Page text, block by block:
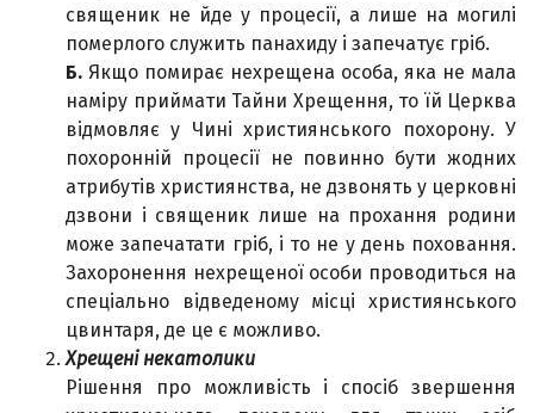
священик не йде у процесії, а лише на могилі
померлого служить панахиду і запечатує гріб.
Б. Якщо помирає нехрещена особа, яка не мала
наміру приймати Тайни Хрещення, то їй Церква
відмовляє у Чині християнського похорону. У
похоронній процесії не повинно бути жодних
атрибутів християнства, не дзвонять у церковні
дзвони і священик лише на прохання родини
може запечатати гріб, і то не у день поховання.
Захоронення нехрещеної особи проводиться на
спеціально відведеному місці християнського
цвинтаря, де це є можливо.
Хрещені некатолики
Рішення про можливість і спосіб звершення